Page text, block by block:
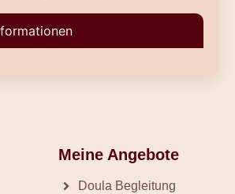
Meine Angebote
Doula Begleitung